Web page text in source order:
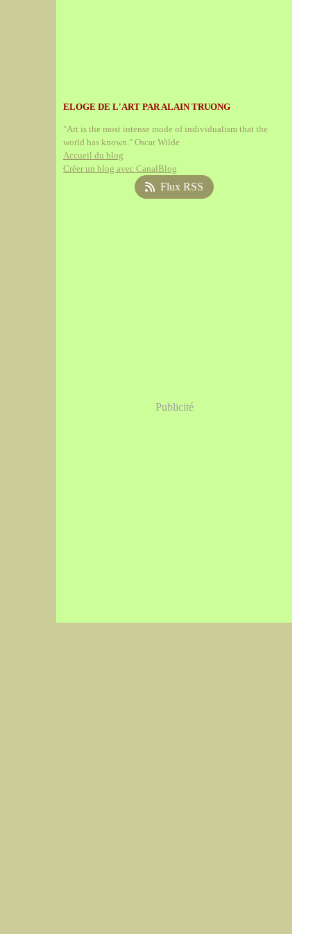
ELOGE DE L'ART PAR ALAIN TRUONG
"Art is the most intense mode of individualism that the
world has known." Oscar Wilde
Accueil du blog
Créer un blog avec CanalBlog
Flux RSS
Publicité